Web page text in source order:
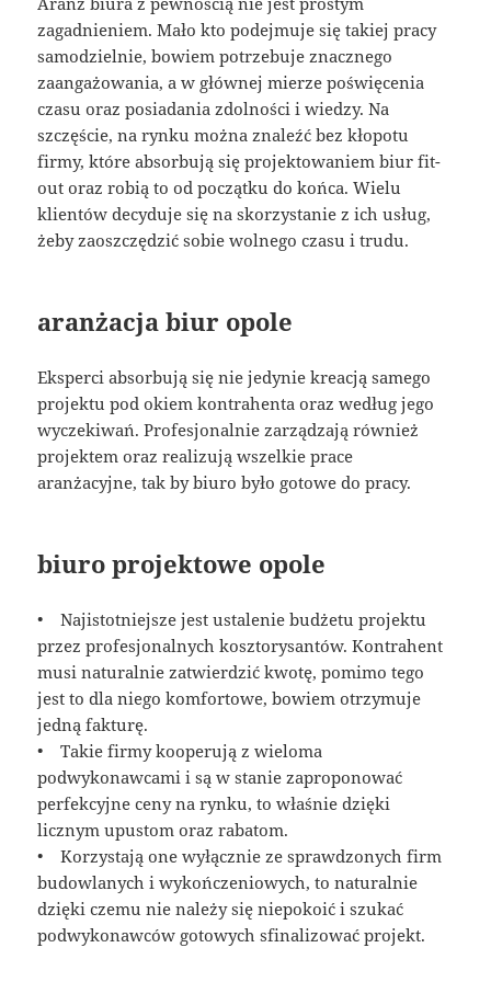
zagadnieniem. Mało kto podejmuje się takiej pracy
samodzielnie, bowiem potrzebuje znacznego
zaangażowania, a w głównej mierze poświęcenia
czasu oraz posiadania zdolności i wiedzy. Na
szczęście, na rynku można znaleźć bez kłopotu
firmy, które absorbują się projektowaniem biur fit-
out oraz robią to od początku do końca. Wielu
klientów decyduje się na skorzystanie z ich usług,
żeby zaoszczędzić sobie wolnego czasu i trudu.
aranżacja biur opole
Eksperci absorbują się nie jedynie kreacją samego
projektu pod okiem kontrahenta oraz według jego
wyczekiwań. Profesjonalnie zarządzają również
projektem oraz realizują wszelkie prace
aranżacyjne, tak by biuro było gotowe do pracy.
biuro projektowe opole
• Najistotniejsze jest ustalenie budżetu projektu
przez profesjonalnych kosztorysantów. Kontrahent
musi naturalnie zatwierdzić kwotę, pomimo tego
jest to dla niego komfortowe, bowiem otrzymuje
jedną fakturę.
• Takie firmy kooperują z wieloma
podwykonawcami i są w stanie zaproponować
perfekcyjne ceny na rynku, to właśnie dzięki
licznym upustom oraz rabatom.
• Korzystają one wyłącznie ze sprawdzonych firm
budowlanych i wykończeniowych, to naturalnie
dzięki czemu nie należy się niepokoić i szukać
podwykonawców gotowych sfinalizować projekt.